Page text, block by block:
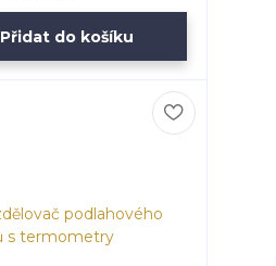
Přidat do košíku